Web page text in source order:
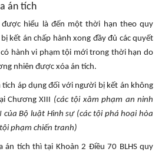
án tích
được hiểu là đến một thời hạn theo quy
kết án chấp hành xong đầy đủ các quyết
hành vi phạm tội mới trong thời hạn do
nhiên được xóa án tích.
áp dụng đối với người bị kết án không
Chương XIII (các tội xâm phạm an ninh
của Bộ luật Hình sự (các tội phá hoại hòa
phạm chiến tranh)
tích thì tại Khoản 2 Điều 70 BLHS quy